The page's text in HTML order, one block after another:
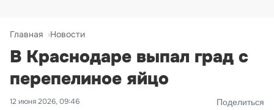
Главная Новости
В Краснодаре выпал град с
перепелиное яйцо
12 июня 2026, 09:46 Поделиться